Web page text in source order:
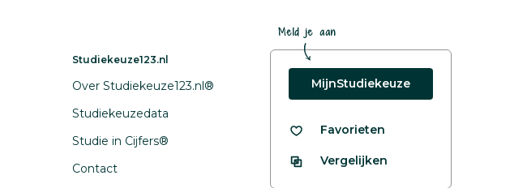
Studiekeuze123.nl
Over Studiekeuze123.nl®
Studiekeuzedata
Studie in Cijfers®
Contact
Meld je aan
MijnStudiekeuze
Favorieten
Vergelijken